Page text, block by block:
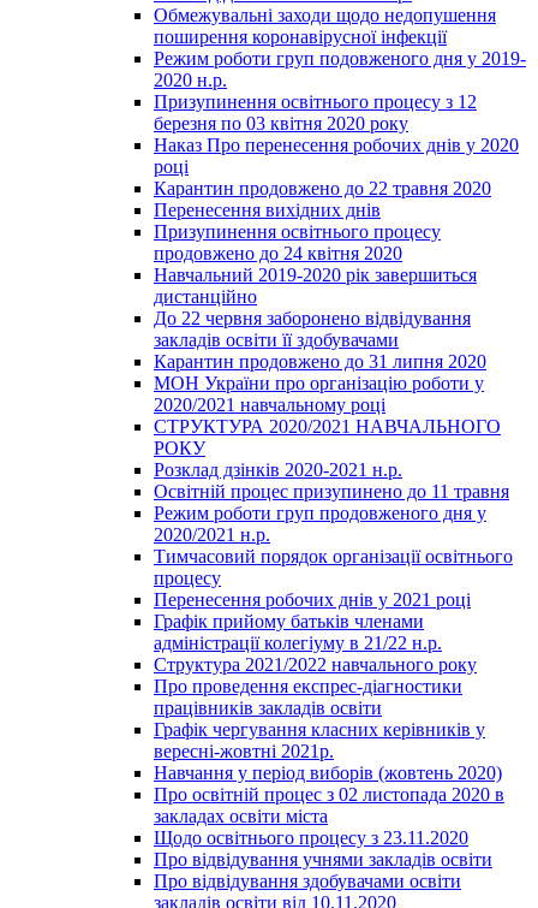
Обмежувальні заходи щодо недопушення
поширення коронавірусної інфекції
Режим роботи груп подовженого дня у 2019-
2020 н.р.
Призупинення освітнього процесу з 12
березня по 03 квітня 2020 року
Наказ Про перенесення робочих днів у 2020
році
Карантин продовжено до 22 травня 2020
Перенесення вихідних днів
Призупинення освітнього процесу
продовжено до 24 квітня 2020
Навчальний 2019-2020 рік завершиться
дистанційно
До 22 червня заборонено відвідування
закладів освіти її здобувачами
Карантин продовжено до 31 липня 2020
МОН України про організацію роботи у
2020/2021 навчальному році
СТРУКТУРА 2020/2021 НАВЧАЛЬНОГО
РОКУ
Розклад дзінків 2020-2021 н.р.
Освітній процес призупинено до 11 травня
Режим роботи груп продовженого дня у
2020/2021 н.р.
Тимчасовий порядок організації освітнього
процесу
Перенесення робочих днів у 2021 році
Графік прийому батьків членами
адміністрації колегіуму в 21/22 н.р.
Структура 2021/2022 навчального року
Про проведення експрес-діагностики
працівників закладів освіти
Графік чергування класних керівників у
вересні-жовтні 2021р.
Навчання у період виборів (жовтень 2020)
Про освітній процес з 02 листопада 2020 в
закладах освіти міста
Щодо освітнього процесу з 23.11.2020
Про відвідування учнями закладів освіти
Про відвідування здобувачами освіти
закладів освіти від 10.11.2020